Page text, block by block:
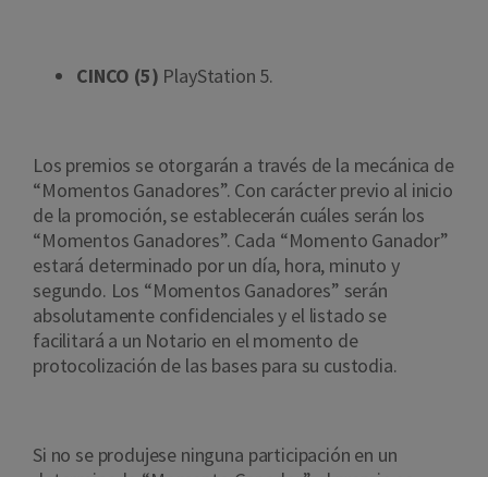
CINCO (5) PlayStation 5.
Los premios se otorgarán a través de la mecánica de
“Momentos Ganadores”. Con carácter previo al inicio
de la promoción, se establecerán cuáles serán los
“Momentos Ganadores”. Cada “Momento Ganador”
estará determinado por un día, hora, minuto y
segundo. Los “Momentos Ganadores” serán
absolutamente confidenciales y el listado se
facilitará a un Notario en el momento de
protocolización de las bases para su custodia.
Si no se produjese ninguna participación en un